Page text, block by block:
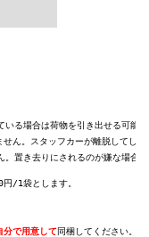
いる場合は荷物を引き出せる可能
ん。スタッフカーが離脱してし
置き去りにされるのが嫌な場合
円/1袋​とします。
分で用意して​同梱してください。